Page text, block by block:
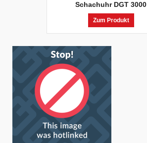
Schachuhr DGT 3000
Zum Produkt